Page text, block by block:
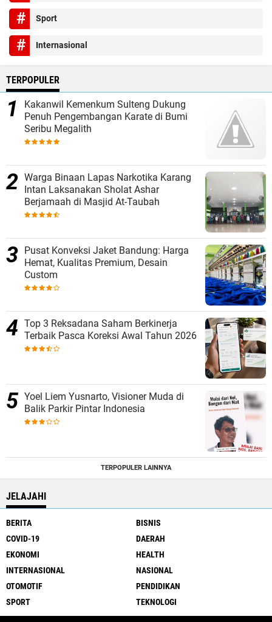
Sport
Internasional
TERPOPULER
Kakanwil Kemenkum Sulteng Dukung
Penuh Pengembangan Karate di Bumi
Seribu Megalith
Warga Binaan Lapas Narkotika Karang
Intan Laksanakan Sholat Ashar
Berjamaah di Masjid At-Taubah
Pusat Konveksi Jaket Bandung: Harga
Hemat, Kualitas Premium, Desain
Custom
Top 3 Reksadana Saham Berkinerja
Terbaik Pasca Koreksi Awal Tahun 2026
Yoel Liem Yusnarto, Visioner Muda di
Balik Parkir Pintar Indonesia
TERPOPULER LAINNYA
JELAJAHI
BERITA
BISNIS
COVID-19
DAERAH
EKONOMI
HEALTH
INTERNASIONAL
NASIONAL
OTOMOTIF
PENDIDIKAN
SPORT
TEKNOLOGI